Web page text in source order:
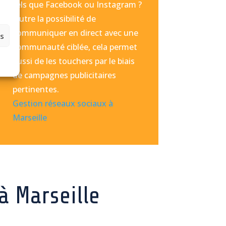
tels que Facebook ou Instagram ?
Outre la possibilité de
communiquer en direct avec une
communauté ciblée, cela permet
aussi de les touchers par le biais
de campagnes publicitaires
pertinentes.
Gestion réseaux sociaux à
Marseille
Marseille